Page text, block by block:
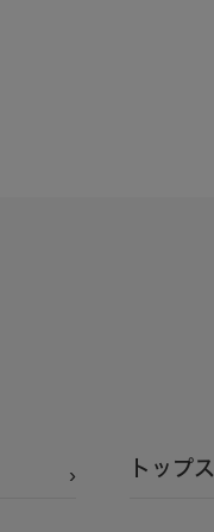
トップス